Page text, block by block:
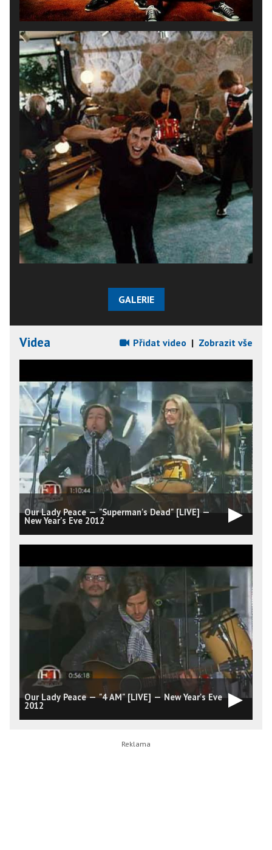
GALERIE
Videa Přidat video | Zobrazit vše
Our Lady Peace — "Superman's Dead" [LIVE] —
New Year's Eve 2012
Our Lady Peace — "4 AM" [LIVE] — New Year's Eve
2012